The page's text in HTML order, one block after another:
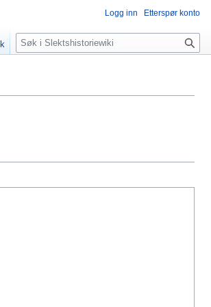
Logg inn Etterspør konto
Søk